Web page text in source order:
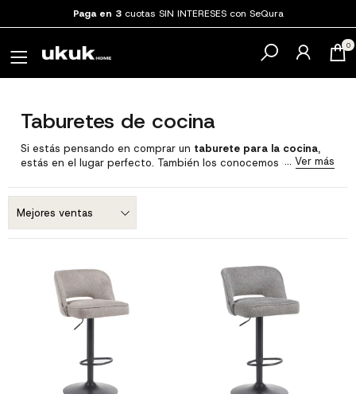
Paga en 3cuotas SIN INTERESES con SeQura
0
Taburetes de cocina
Si estás pensando en comprar un taburete para la cocina,
estás en el lugar perfecto. También los conocemos como